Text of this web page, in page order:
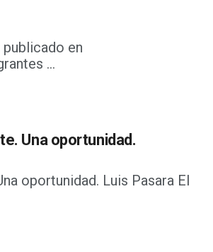
en
...
Una oportunidad.
oportunidad. Luis Pasara El